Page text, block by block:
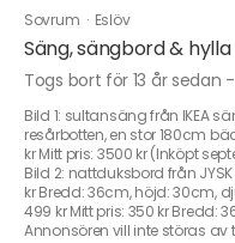
Sovrum · Eslöv
Säng, sängbord & hylla
Togs bort för 13 år sedan -
Bild 1: sultansäng från IKEA
resårbotten, en stor 180cm
kr Mitt pris: 3500 kr (Inköpt
Bild 2: nattduksbord från
kr Bredd: 36cm, höjd: 30cm,
499 kr Mitt pris: 350 kr Bredd:
Annonsören vill inte störas av